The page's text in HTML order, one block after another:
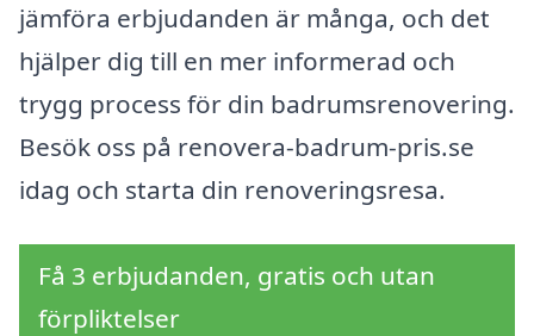
jämföra erbjudanden är många, och det
hjälper dig till en mer informerad och
trygg process för din badrumsrenovering.
Besök oss på renovera-badrum-pris.se
idag och starta din renoveringsresa.
Få 3 erbjudanden, gratis och utan
förpliktelser